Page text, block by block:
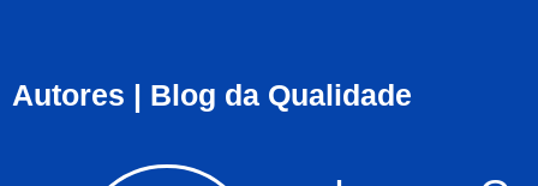
Autores | Blog da Qualidade